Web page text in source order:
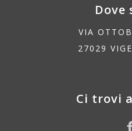
Dove
VIA
27029
Ci trovi